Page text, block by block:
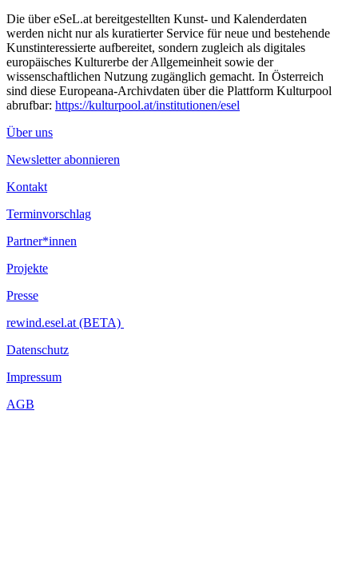
...Mehr lesen
Die über eSeL.at bereitgestellten Kunst- und Kalenderdaten
werden nicht nur als kuratierter Service für neue und bestehende
Kunstinteressierte aufbereitet, sondern zugleich als digitales
europäisches Kulturerbe der Allgemeinheit sowie der
wissenschaftlichen Nutzung zugänglich gemacht. In Österreich
sind diese Europeana-Archivdaten über die Plattform Kulturpool
abrufbar: https://kulturpool.at/institutionen/esel
Über uns
Newsletter abonnieren
Kontakt
Terminvorschlag
Partner*innen
Projekte
Presse
rewind.esel.at (BETA)
Datenschutz
Impressum
AGB